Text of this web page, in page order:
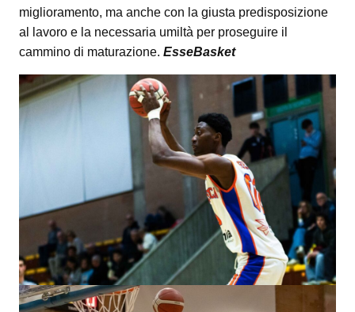
miglioramento, ma anche con la giusta predisposizione
al lavoro e la necessaria umiltà per proseguire il
cammino di maturazione. EsseBasket